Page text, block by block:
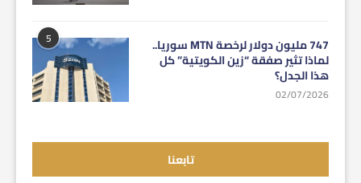
5 747 مليون دولار لرخصة MTN سوريا..
لماذا تثير صفقة “زين الكويتية” كل
هذا الجدل؟
02/07/2026
تابعنا